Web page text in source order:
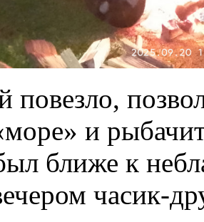
повезло,
и
ближе к
часик-